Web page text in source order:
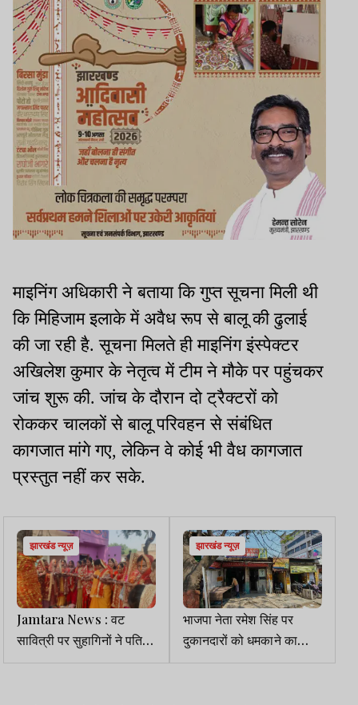
माइनिंग अधिकारी ने बताया कि गुप्त सूचना मिली थी
कि मिहिजाम इलाके में अवैध रूप से बालू की ढुलाई
की जा रही है. सूचना मिलते ही माइनिंग इंस्पेक्टर
अखिलेश कुमार के नेतृत्व में टीम ने मौके पर पहुंचकर
जांच शुरू की. जांच के दौरान दो ट्रैक्टरों को
रोककर चालकों से बालू परिवहन से संबंधित
कागजात मांगे गए, लेकिन वे कोई भी वैध कागजात
प्रस्तुत नहीं कर सके.
झारखंड न्यूज़
Jamtara News : वट
सावित्री पर सुहागिनों ने पति
की लंबी उम्र की कामना की
झारखंड न्यूज़
भाजपा नेता रमेश सिंह पर
दुकानदारों को धमकाने का
आरोप, हरमू बाईपास में 11